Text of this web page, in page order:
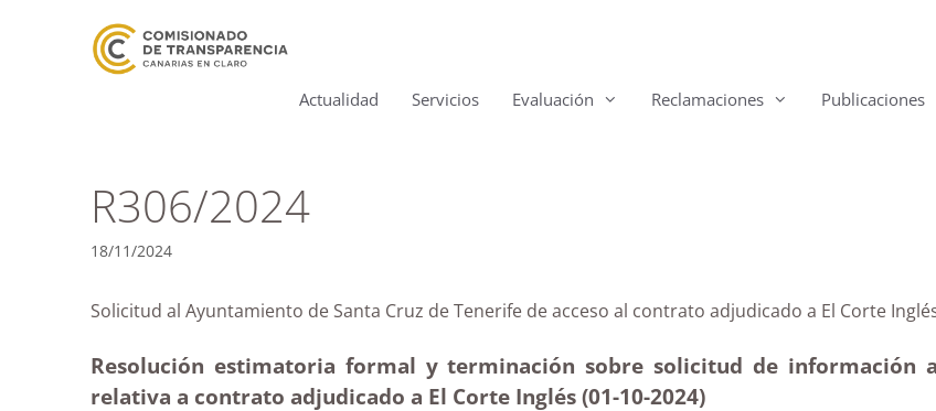
Actualidad Servicios Evaluación Reclamaciones Publicaciones
R306/2024
18/11/2024
Solicitud al Ayuntamiento de Santa Cruz de Tenerife de acceso al contrato adjudicado a El
Resolución estimatoria formal y terminación sobre solicitud de información
relativa a contrato adjudicado a El Corte Inglés (01-10-2024)